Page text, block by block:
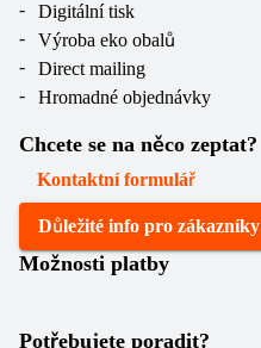
Digitální tisk
Výroba eko obalů
Direct mailing
Hromadné objednávky
Chcete se na něco zeptat?
Kontaktní formulář
Důležité info pro zákazníky
Možnosti platby
Potřebujete poradit?